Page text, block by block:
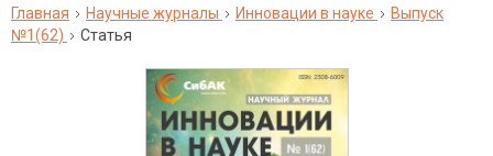
Главная Научные журналы Инновации в науке
Выпуск
№1(62)
Статья